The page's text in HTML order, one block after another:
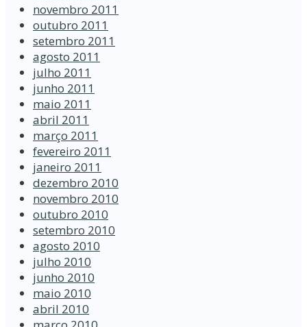
novembro 2011
outubro 2011
setembro 2011
agosto 2011
julho 2011
junho 2011
maio 2011
abril 2011
março 2011
fevereiro 2011
janeiro 2011
dezembro 2010
novembro 2010
outubro 2010
setembro 2010
agosto 2010
julho 2010
junho 2010
maio 2010
abril 2010